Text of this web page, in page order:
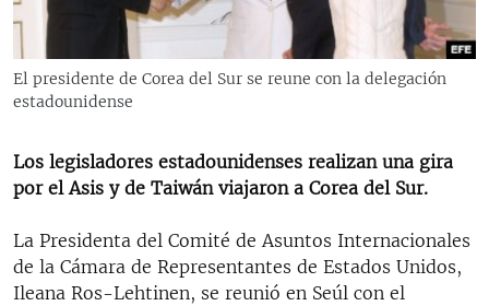
RADIO MARTÍ
ESPECIALES
ESPECIALES
SER VIEJO EN CUBA
LOS SANTOS DE HIALEAH
DESINFORMACIÓN RUSA EN AMÉRICA LATINA
MULTIMEDIA
SÍGUENOS
El presidente de Corea del Sur se reune con la delegación
estadounidense
Los legisladores estadounidenses realizan una gira
por el Asis y de Taiwán viajaron a Corea del Sur.
La Presidenta del Comité de Asuntos Internacionales
de la Cámara de Representantes de Estados Unidos,
Ileana Ros-Lehtinen, se reunió en Seúl con el